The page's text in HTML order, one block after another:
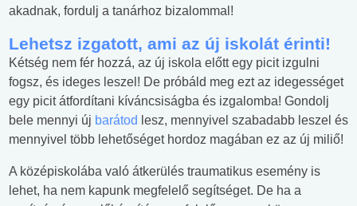
akadnak, fordulj a tanárhoz bizalommal!
Lehetsz izgatott, ami az új iskolát érinti!
Kétség nem fér hozzá, az új iskola előtt egy picit izgulni
fogsz, és ideges leszel! De próbáld meg ezt az idegességet
egy picit átfordítani kíváncsiságba és izgalomba! Gondolj
bele mennyi új barátod lesz, mennyivel szabadabb leszel és
mennyivel több lehetőséget hordoz magában ez az új miliő!
A középiskolába való átkerülés traumatikus esemény is
lehet, ha nem kapunk megfelelő segítséget. De ha a